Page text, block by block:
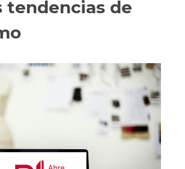
tendencias de